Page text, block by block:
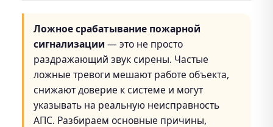
Ложное срабатывание пожарной
сигнализации — это не просто
раздражающий звук сирены. Частые
ложные тревоги мешают работе объекта,
снижают доверие к системе и могут
указывать на реальную неисправность
АПС. Разбираем основные причины,